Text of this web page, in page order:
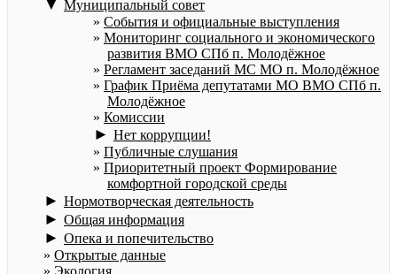
▼ Муниципальный совет
События и официальные выступления
Мониторинг социального и экономического
развития ВМО СПб п. Молодёжное
Регламент заседаний МС МО п. Молодёжное
График Приёма депутатами МО ВМО СПб п.
Молодёжное
Комиссии
► Нет коррупции!
Публичные слушания
Приоритетный проект Формирование
комфортной городской среды
► Нормотворческая деятельность
► Общая информация
► Опека и попечительство
Открытые данные
Экология.